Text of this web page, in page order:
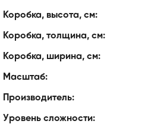
Коробка, высота, см:
Коробка, толщина, см:
Коробка, ширина, см:
Масштаб:
Производитель:
Уровень сложности: